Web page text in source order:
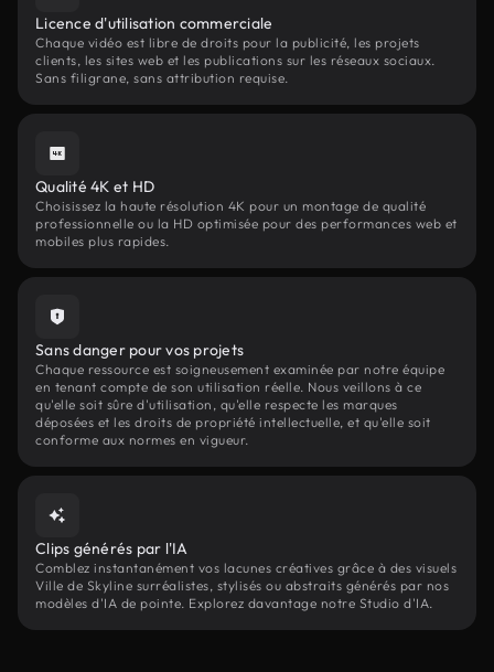
Licence d'utilisation commerciale
Chaque vidéo est libre de droits pour la publicité, les projets
clients, les sites web et les publications sur les réseaux sociaux.
Sans filigrane, sans attribution requise.
Qualité 4K et HD
Choisissez la haute résolution 4K pour un montage de qualité
professionnelle ou la HD optimisée pour des performances web et
mobiles plus rapides.
Sans danger pour vos projets
Chaque ressource est soigneusement examinée par notre équipe
en tenant compte de son utilisation réelle. Nous veillons à ce
qu'elle soit sûre d'utilisation, qu'elle respecte les marques
déposées et les droits de propriété intellectuelle, et qu'elle soit
conforme aux normes en vigueur.
Clips générés par l'IA
Comblez instantanément vos lacunes créatives grâce à des visuels
Ville de Skyline surréalistes, stylisés ou abstraits générés par nos
modèles d'IA de pointe. Explorez davantage notre Studio d'IA.